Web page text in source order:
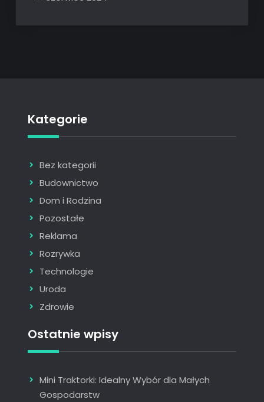
Kategorie
Bez kategorii
Budownictwo
Dom i Rodzina
Pozostałe
Reklama
Rozrywka
Technologie
Uroda
Zdrowie
Ostatnie wpisy
Mini Traktorki: Idealny Wybór dla Małych
Gospodarstw